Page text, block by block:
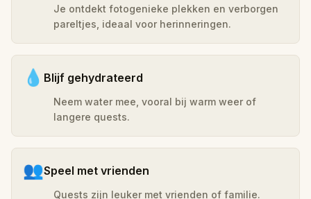
Je ontdekt fotogenieke plekken en verborgen
pareltjes, ideaal voor herinneringen.
💧 Blijf gehydrateerd
Neem water mee, vooral bij warm weer of
langere quests.
👥Speel met vrienden
Quests zijn leuker met vrienden of familie.